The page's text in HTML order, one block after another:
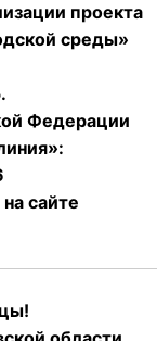
проекта
среды»
Федерации
сайте